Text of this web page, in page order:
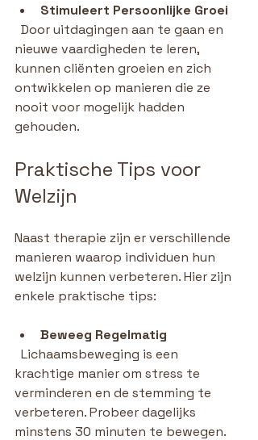
Stimuleert Persoonlijke Groei
nieuwe vaardigheden te leren,
kunnen cliënten groeien en zich
ontwikkelen op manieren die ze
nooit voor mogelijk hadden
gehouden.
Praktische Tips voor
Welzijn
Naast therapie zijn er verschillende
manieren waarop individuen hun
welzijn kunnen verbeteren. Hier zijn
enkele praktische tips:
Beweeg Regelmatig
krachtige manier om stress te
verminderen en de stemming te
verbeteren. Probeer dagelijks
minstens 30 minuten te bewegen.